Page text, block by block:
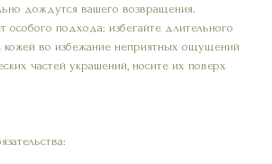
дождутся вашего возвращения.
особого подхода: избегайте длительного
кожей во избежание неприятных ощущений
частей украшений, носите их поверх